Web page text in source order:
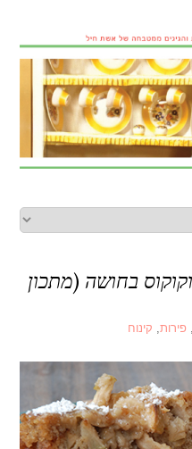
בחושה (מתכון
,פירות, קינוח